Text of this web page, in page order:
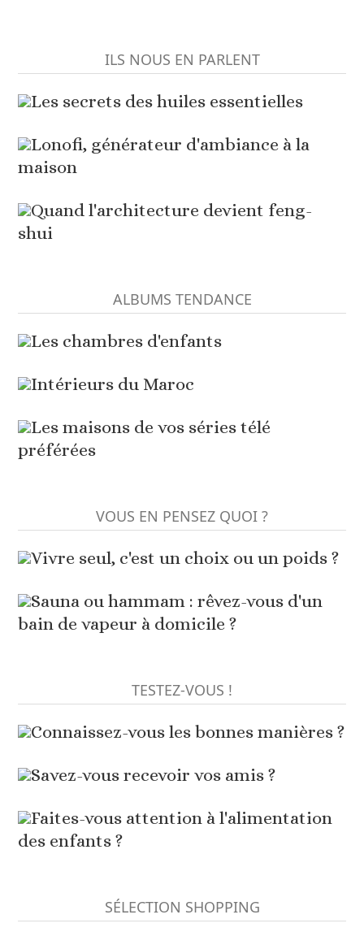
ILS NOUS EN PARLENT
Les secrets des huiles essentielles
Lonofi, générateur d'ambiance à la
maison
Quand l'architecture devient feng-
shui
ALBUMS TENDANCE
Les chambres d'enfants
Intérieurs du Maroc
Les maisons de vos séries télé
préférées
VOUS EN PENSEZ QUOI ?
Vivre seul, c'est un choix ou un poids ?
Sauna ou hammam : rêvez-vous d'un
bain de vapeur à domicile ?
TESTEZ-VOUS !
Connaissez-vous les bonnes manières ?
Savez-vous recevoir vos amis ?
Faites-vous attention à l'alimentation
des enfants ?
SÉLECTION SHOPPING